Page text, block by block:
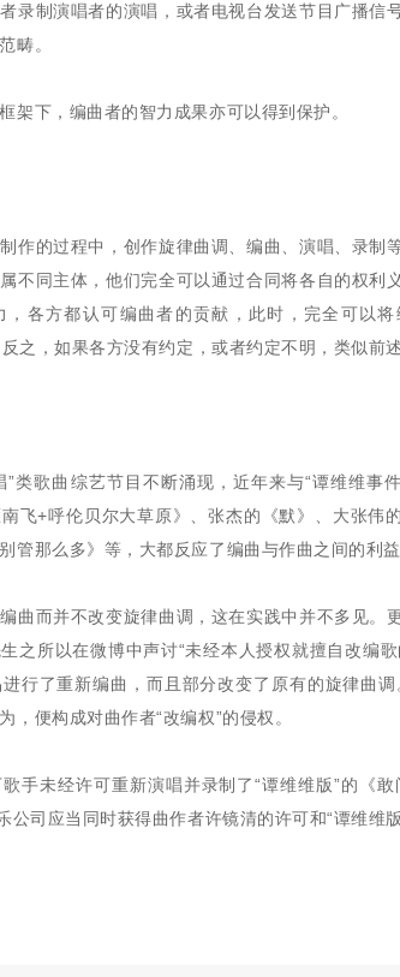
录制演唱者的演唱，或者电视台发送节目广播
畴。
架下，编曲者的智力成果亦可以得到保护。
作的过程中，创作旋律曲调、编曲、演唱、录
不同主体，他们完全可以通过合同将各自的权
，各方都认可编曲者的贡献，此时，完全可以
之，如果各方没有约定，或者约定不明，类似前
”类歌曲综艺节目不断涌现，近年来与“谭维维
飞+呼伦贝尔大草原》、张杰的《默》、大张
管那么多》等，大都反应了编曲与作曲之间的利益
曲而并不改变旋律曲调，这在实践中并不多见
之所以在微博中声讨“未经本人授权就擅自改编
行了重新编曲，而且部分改变了原有的旋律曲
，便构成对曲作者“改编权”的侵权。
手未经许可重新演唱并录制了“谭维维版”的《
公司应当同时获得曲作者许镜清的许可和“谭维维